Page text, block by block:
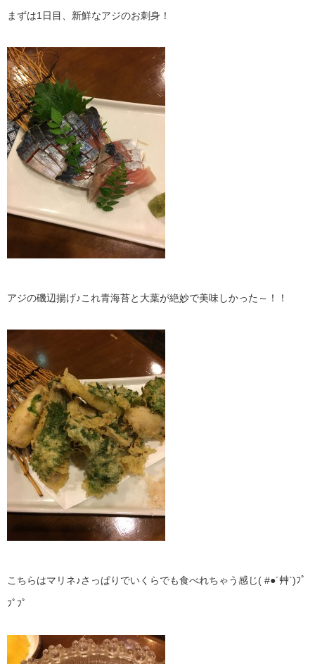
まずは1日目、新鮮なアジのお刺身！
アジの磯辺揚げ♪これ青海苔と大葉が絶妙で美味しかった～！！
こちらはマリネ♪さっぱりでいくらでも食べれちゃう感じ( #●´艸`)ﾌﾟ
ﾌﾟﾌﾟ